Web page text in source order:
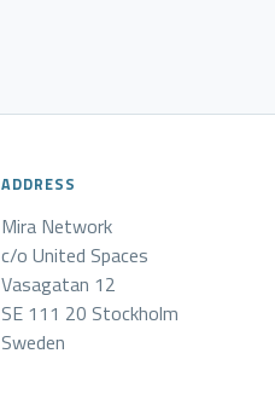
ADDRESS
Mira Network
c/o United Spaces
Vasagatan 12
SE 111 20 Stockholm
Sweden